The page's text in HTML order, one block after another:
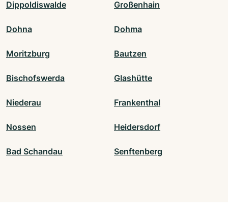
Dippoldiswalde Großenhain
Dohna Dohma
Moritzburg Bautzen
Bischofswerda Glashütte
Niederau Frankenthal
Nossen Heidersdorf
Bad Schandau Senftenberg